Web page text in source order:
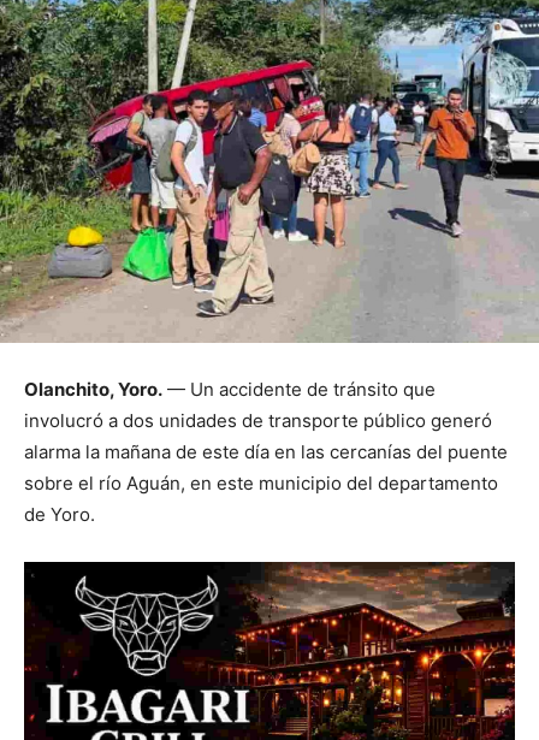
Olanchito, Yoro. — Un accidente de tránsito que
involucró a dos unidades de transporte público generó
alarma la mañana de este día en las cercanías del puente
sobre el río Aguán, en este municipio del departamento
de Yoro.